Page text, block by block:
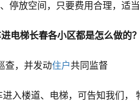
停放空间，只要费用合理，适
电梯长春各小区都是怎么做的？
查，并发动住户共同监督
入楼道、电梯，可告知我们，